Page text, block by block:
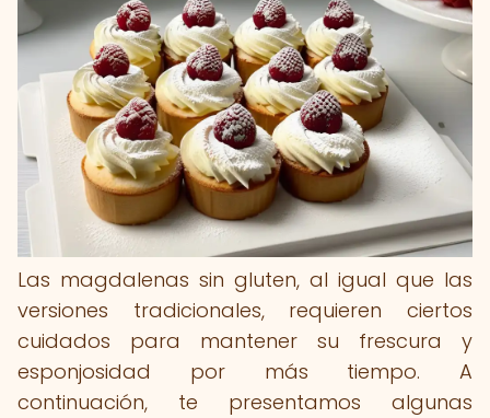
Las magdalenas sin gluten, al igual que las
versiones tradicionales, requieren ciertos
cuidados para mantener su frescura y
esponjosidad por más tiempo. A
continuación, te presentamos algunas